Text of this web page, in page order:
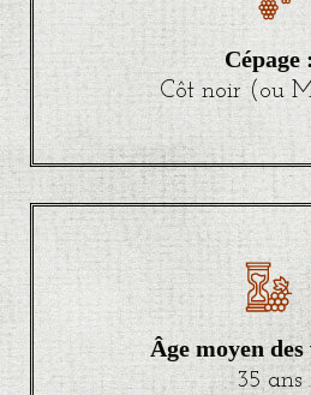
Cépage :
Côt noir (ou
Âge moyen
35 ans